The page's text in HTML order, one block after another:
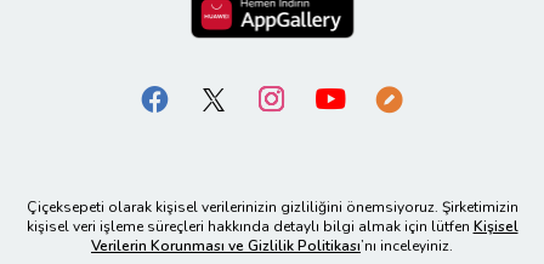
Çiçeksepeti olarak kişisel verilerinizin gizliliğini önemsiyoruz. Şirketimizin
kişisel veri işleme süreçleri hakkında detaylı bilgi almak için lütfen Kişisel
Verilerin Korunması ve Gizlilik Politikası’nı inceleyiniz.